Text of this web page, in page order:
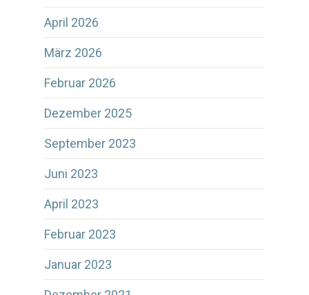
April 2026
März 2026
Februar 2026
Dezember 2025
September 2023
Juni 2023
April 2023
Februar 2023
Januar 2023